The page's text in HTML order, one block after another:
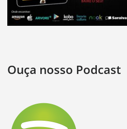
Ouça nosso Podcast